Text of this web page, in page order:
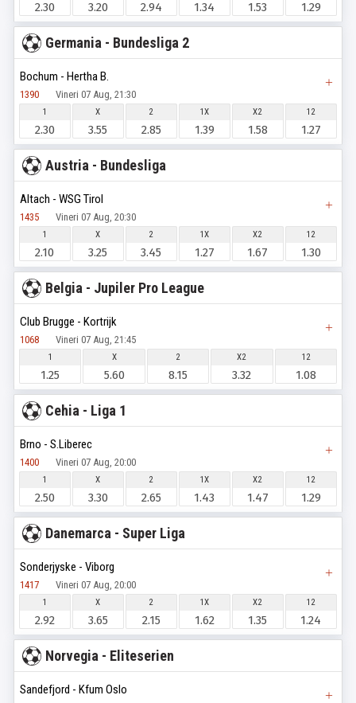
2.30 3.20 2.94 1.34 1.53 1.29
Germania - Bundesliga 2
Bochum - Hertha B.
1390 Vineri 07 Aug, 21:30
1
2.30
X
3.55
2
2.85
1X
1.39
X2
1.58
12
1.27
Austria - Bundesliga
Altach - WSG Tirol
1435 Vineri 07 Aug, 20:30
1
2.10
X
3.25
2
3.45
1X
1.27
X2
1.67
12
1.30
Belgia - Jupiler Pro League
Club Brugge - Kortrijk
1068 Vineri 07 Aug, 21:45
1
1.25
X
5.60
2
8.15
X2
3.32
12
1.08
Cehia - Liga 1
Brno - S.Liberec
1400 Vineri 07 Aug, 20:00
1
2.50
X
3.30
2
2.65
1X
1.43
X2
1.47
12
1.29
Danemarca - Super Liga
Sonderjyske - Viborg
1417 Vineri 07 Aug, 20:00
1
2.92
X
3.65
2
2.15
1X
1.62
X2
1.35
12
1.24
Norvegia - Eliteserien
Sandefjord - Kfum Oslo